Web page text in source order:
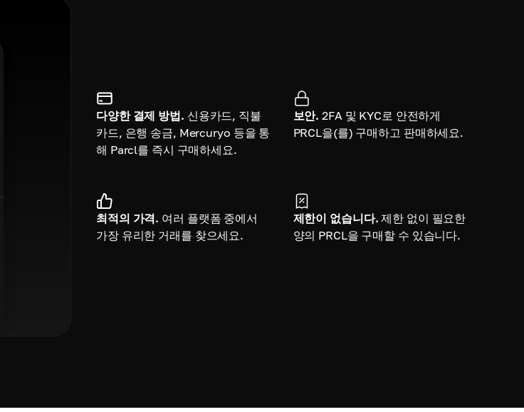
다양한 결제 방법. 신용카드, 직불
카드, 은행 송금, Mercuryo 등을 통
해 Parcl를 즉시 구매하세요.
보안. 2FA 및 KYC로 안전하게
PRCL을(를) 구매하고 판매하세요.
최적의 가격. 여러 플랫폼 중에서
가장 유리한 거래를 찾으세요.
제한이 없습니다. 제한 없이 필요한
양의 PRCL을 구매할 수 있습니다.